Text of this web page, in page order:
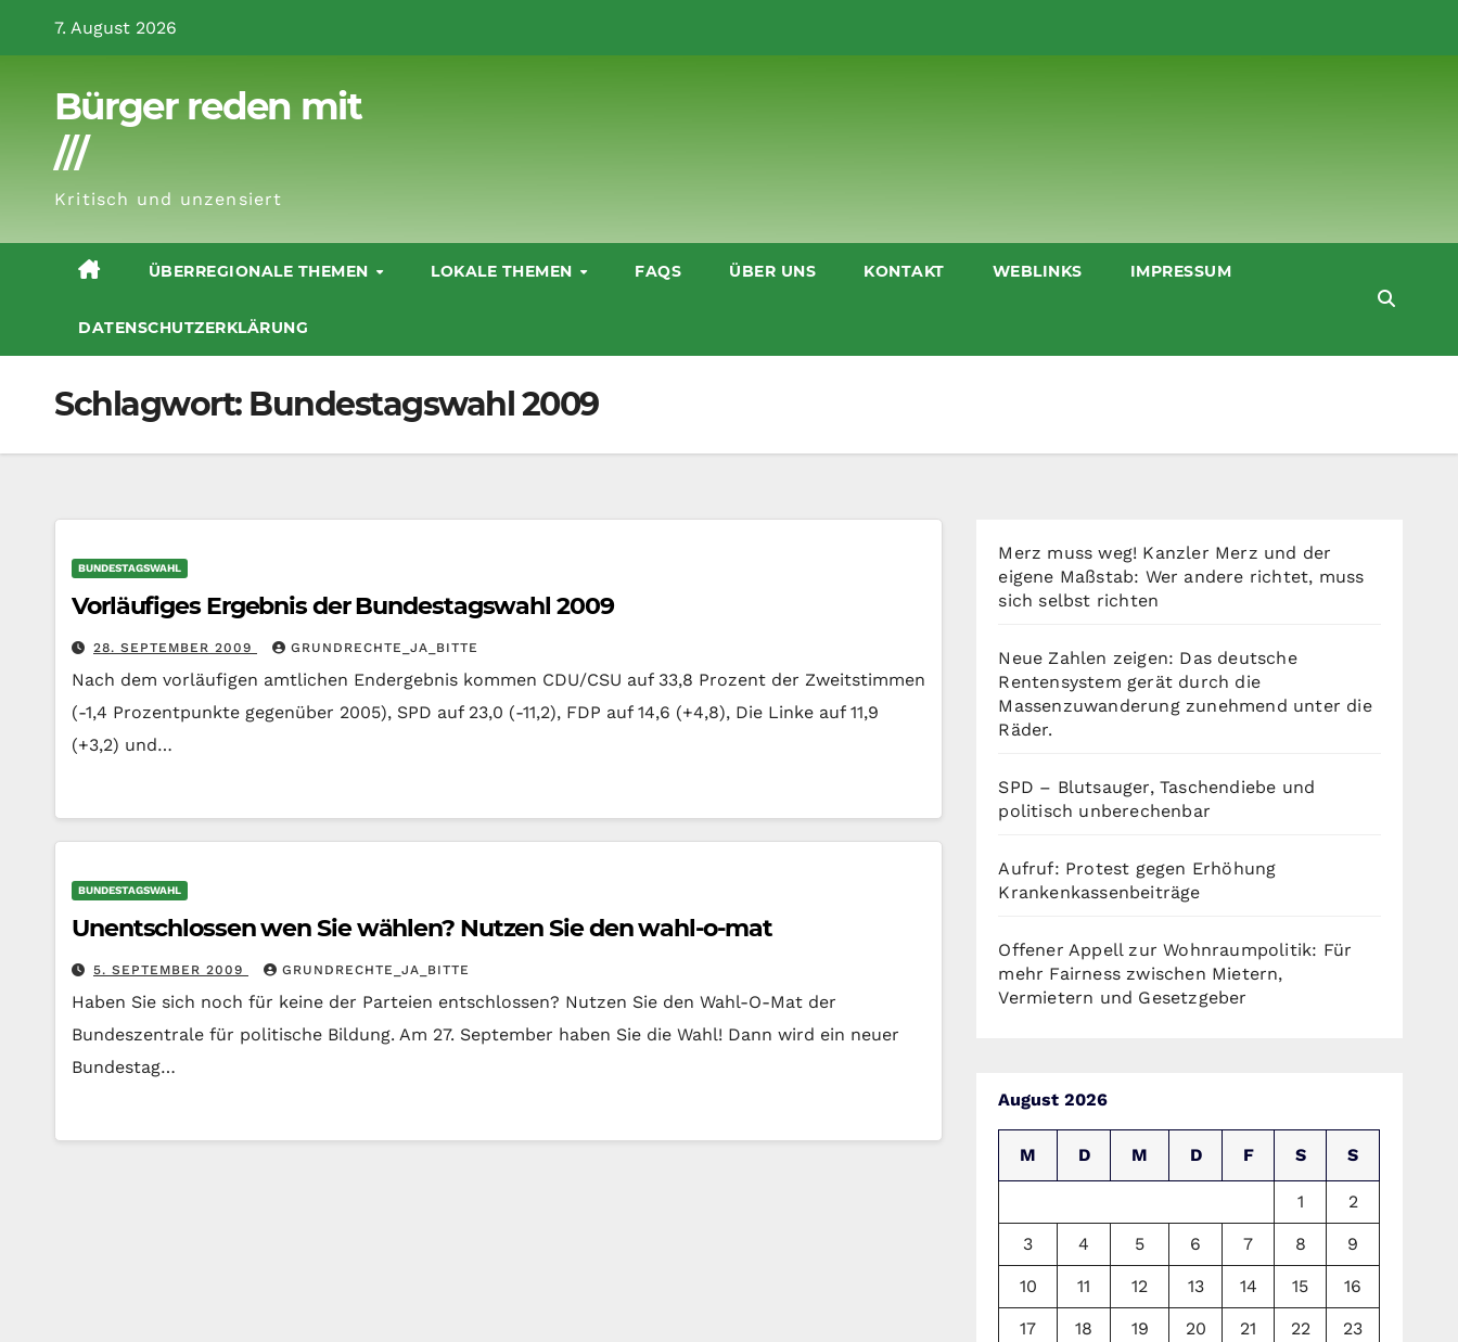
7. August 2026
Bürger reden mit
///
Kritisch und unzensiert
ÜBERREGIONALE THEMEN LOKALE THEMEN FAQS ÜBER UNS KONTAKT WEBLINKS IMPRESSUM
DATENSCHUTZERKLÄRUNG
Schlagwort: Bundestagswahl 2009
BUNDESTAGSWAHL
Vorläufiges Ergebnis der Bundestagswahl 2009
28. SEPTEMBER 2009 GRUNDRECHTE_JA_BITTE
Nach dem vorläufigen amtlichen Endergebnis kommen CDU/CSU auf 33,8 Prozent der Zweitstimmen
(-1,4 Prozentpunkte gegenüber 2005), SPD auf 23,0 (-11,2), FDP auf 14,6 (+4,8), Die Linke auf 11,9
(+3,2) und…
BUNDESTAGSWAHL
Unentschlossen wen Sie wählen? Nutzen Sie den wahl-o-mat
5. SEPTEMBER 2009 GRUNDRECHTE_JA_BITTE
Haben Sie sich noch für keine der Parteien entschlossen? Nutzen Sie den Wahl-O-Mat der
Bundeszentrale für politische Bildung. Am 27. September haben Sie die Wahl! Dann wird ein neuer
Bundestag…
Merz muss weg! Kanzler Merz und der
eigene Maßstab: Wer andere richtet, muss
sich selbst richten
Neue Zahlen zeigen: Das deutsche
Rentensystem gerät durch die
Massenzuwanderung zunehmend unter die
Räder.
SPD – Blutsauger, Taschendiebe und
politisch unberechenbar
Aufruf: Protest gegen Erhöhung
Krankenkassenbeiträge
Offener Appell zur Wohnraumpolitik: Für
mehr Fairness zwischen Mietern,
Vermietern und Gesetzgeber
August 2026
M D M D F S S
1 2
3 4 5 6 7 8 9
10 11 12 13 14 15 16
17 18 19 20 21 22 23